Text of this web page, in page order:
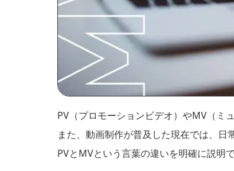
PV（プロモーションビデオ）やMV（ミ
また、動画制作が普及した現在では、日
PVとMVという言葉の違いを明確に説明